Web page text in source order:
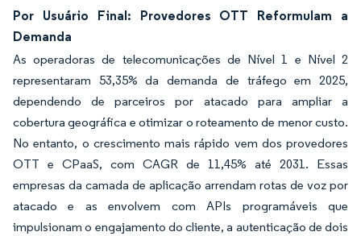
Por Usuário Final: Provedores OTT Reformulam a
Demanda
As operadoras de telecomunicações de Nível 1 e Nível 2
representaram 53,35% da demanda de tráfego em 2025,
dependendo de parceiros por atacado para ampliar a
cobertura geográfica e otimizar o roteamento de menor custo.
No entanto, o crescimento mais rápido vem dos provedores
OTT e CPaaS, com CAGR de 11,45% até 2031. Essas
empresas da camada de aplicação arrendam rotas de voz por
atacado e as envolvem com APIs programáveis que
impulsionam o engajamento do cliente, a autenticação de dois